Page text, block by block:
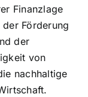
Finanzlage
Förderung
der
von
nachhaltige